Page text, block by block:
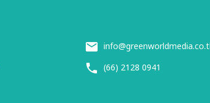
(66) 2128 0941